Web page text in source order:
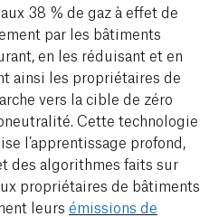
38 % de gaz à effet de
par les bâtiments
en les réduisant et en
ainsi les propriétaires de
vers la cible de zéro
Cette technologie
l’apprentissage profond,
des algorithmes faits sur
propriétaires de bâtiments
leurs émissions de